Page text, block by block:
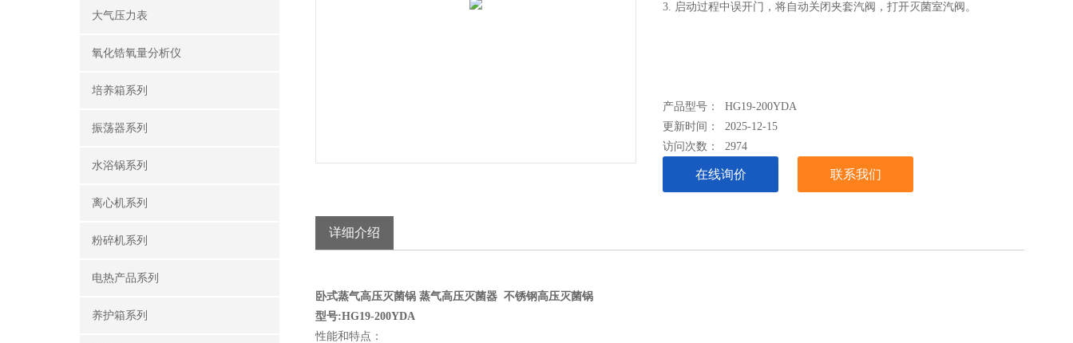
大气压力表
氧化锆氧量分析仪
培养箱系列
振荡器系列
水浴锅系列
离心机系列
粉碎机系列
电热产品系列
养护箱系列
3. 启动过程中误开门，将自动关闭夹套汽阀，打开灭菌室汽阀。
产品型号： HG19-200YDA
更新时间： 2025-12-15
访问次数：2974
在线询价 联系我们
详细介绍
卧式蒸气高压灭菌锅 蒸气高压灭菌器 不锈钢高压灭菌锅
型号:HG19-200YDA
性能和特点：